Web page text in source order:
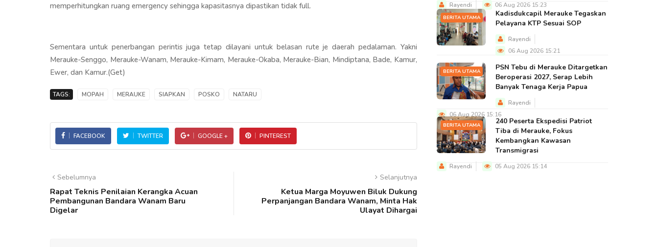
memperhitungkan ruang emergency sehingga kapasitasnya dipastikan tidak full.
Sementara untuk penerbangan perintis juga tetap dilayani untuk belasan rute je daerah pedalaman. Yakni
Merauke-Senggo, Merauke-Wanam, Merauke-Kimam, Merauke-Okaba, Merauke-Bian, Mindiptana, Bade, Kamur,
Ewer, dan Kamur.(Get)
TAGS: MOPAH MERAUKE SIAPKAN POSKO NATARU
FACEBOOK TWITTER GOOGLE + PINTEREST
Sebelumnya
Rapat Teknis Penilaian Kerangka Acuan
Pembangunan Bandara Wanam Baru
Digelar
Selanjutnya
Ketua Marga Moyuwen Biluk Dukung
Perpanjangan Bandara Wanam, Minta Hak
Ulayat Dihargai
Rayendi 06 Aug 2026 15:23
BERITA UTAMA
Kadisdukcapil Merauke Tegaskan
Pelayana KTP Sesuai SOP
Rayendi
06 Aug 2026 15:21
BERITA UTAMA
PSN Tebu di Merauke Ditargetkan
Beroperasi 2027, Serap Lebih
Banyak Tenaga Kerja Papua
Rayendi
06 Aug 2026 15:16
BERITA UTAMA
240 Peserta Ekspedisi Patriot
Tiba di Merauke, Fokus
Kembangkan Kawasan
Transmigrasi
Rayendi 05 Aug 2026 15:14